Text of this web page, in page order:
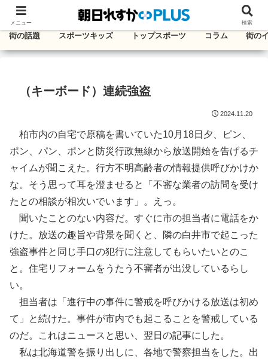
千葉・東葛エリアのタウン情報紙
街の話題 スポーツキッズ トップスポーツ コラム 街の
（キーボード）連続強盗
2024.11.20
柏市内の自宅で原稿を書いていた10月18日夕、ピン、
ポン、パン、ポンと防災行政無線から放送開始を告げるチ
ャイムが聞こえた。行方不明高齢者の情報提供呼びかけか
な。そう思って耳を澄ませると「不審な業者の訪問を受け
たとの相談が相次いでいます」。えっ。
聞いたことのない内容だ。すぐに市の担当者に電話をか
けた。放送の趣旨や背景を聞くと、隣の白井市で起こった
強盗事件と同じ手口の犯行に注意してもらいたいとのこ
と。住宅リフォームをうたう不審者が出没しているらし
い。
担当者は「進行中の事件に警戒を呼びかける放送は初め
て」と続けた。事件が市内でも起こることを警戒している
のだ。これはニュースと思い、翌日の記事にした。
私は北海道警を振り出しに、各地で警察担当をした。出
メニュー 検索